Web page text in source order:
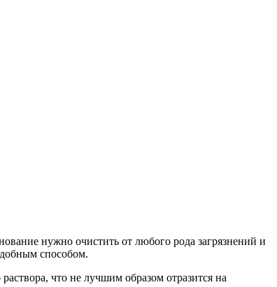
нужно очистить от любого рода загрязнений и
способом.
что не лучшим образом отразится на